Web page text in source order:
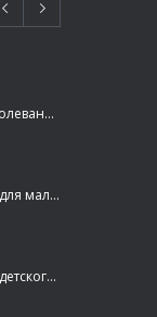
Причины сердечно-сосудистых заболеваний
ГРУДНОЕ ВСКАРМЛИВАНИЕ: польза для малыша и мамы
Определены победители конкурса детского рисунка «Я шагаю по Оренбуржью»